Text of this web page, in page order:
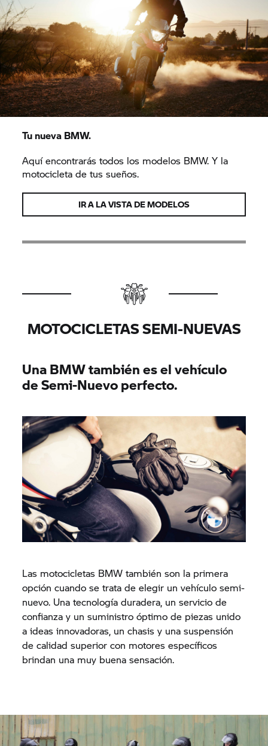
Tu nueva BMW.
Aquí encontrarás todos los modelos BMW. Y la
motocicleta de tus sueños.
IR A LA VISTA DE MODELOS
MOTOCICLETAS SEMI-NUEVAS
Una BMW también es el vehículo
de Semi-Nuevo perfecto.
Las motocicletas BMW también son la primera
opción cuando se trata de elegir un vehículo semi-
nuevo. Una tecnología duradera, un servicio de
confianza y un suministro óptimo de piezas unido
a ideas innovadoras, un chasis y una suspensión
de calidad superior con motores específicos
brindan una muy buena sensación.